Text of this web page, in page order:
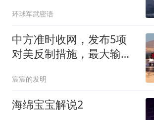
环球军武密语
中方准时收网，发布5项
对美反制措施，最大输家
宸宸的发明
海绵宝宝解说2